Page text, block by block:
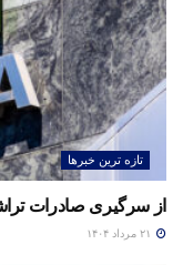
تازه ترین خبرها
از سرگیری صادرات